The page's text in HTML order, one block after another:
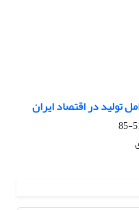
تولید در اقتصاد ایران